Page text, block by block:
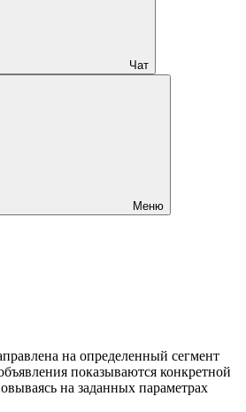
Чат
Меню
на определенный сегмент
показываются конкретной
на заданных параметрах